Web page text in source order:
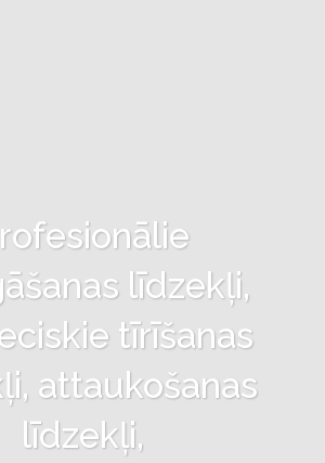
līdzekļi,
tīrīšanas
attaukošanas
līdzekļi,